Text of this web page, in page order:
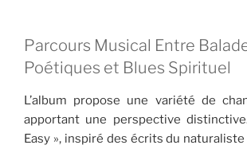
Parcours Musical Entre
Poétiques et Blues Spirituel
L’album propose une variété de
apportant une perspective
Easy », inspiré des écrits du